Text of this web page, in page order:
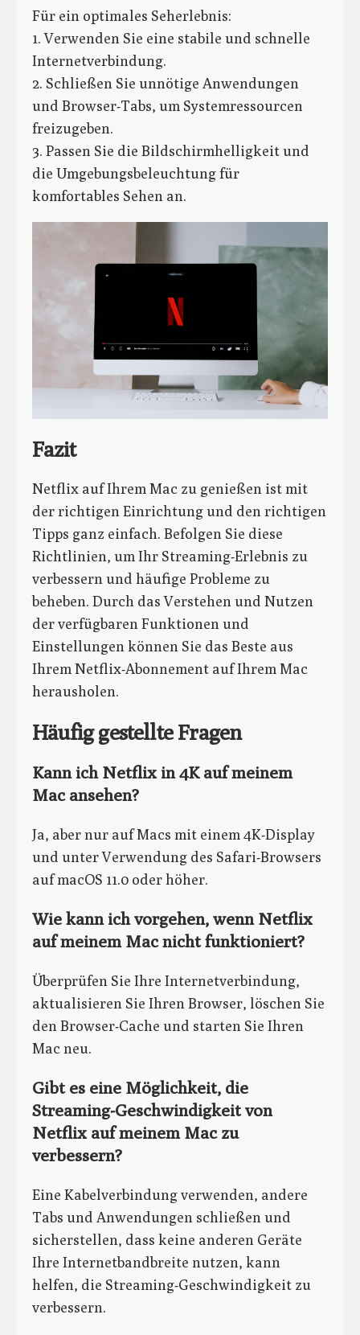
Für ein optimales Seherlebnis:
1. Verwenden Sie eine stabile und schnelle
Internetverbindung.
2. Schließen Sie unnötige Anwendungen
und Browser-Tabs, um Systemressourcen
freizugeben.
3. Passen Sie die Bildschirmhelligkeit und
die Umgebungsbeleuchtung für
komfortables Sehen an.
Fazit
Netflix auf Ihrem Mac zu genießen ist mit
der richtigen Einrichtung und den richtigen
Tipps ganz einfach. Befolgen Sie diese
Richtlinien, um Ihr Streaming-Erlebnis zu
verbessern und häufige Probleme zu
beheben. Durch das Verstehen und Nutzen
der verfügbaren Funktionen und
Einstellungen können Sie das Beste aus
Ihrem Netflix-Abonnement auf Ihrem Mac
herausholen.
Häufig gestellte Fragen
Kann ich Netflix in 4K auf meinem
Mac ansehen?
Ja, aber nur auf Macs mit einem 4K-Display
und unter Verwendung des Safari-Browsers
auf macOS 11.0 oder höher.
Wie kann ich vorgehen, wenn Netflix
auf meinem Mac nicht funktioniert?
Überprüfen Sie Ihre Internetverbindung,
aktualisieren Sie Ihren Browser, löschen Sie
den Browser-Cache und starten Sie Ihren
Mac neu.
Gibt es eine Möglichkeit, die
Streaming-Geschwindigkeit von
Netflix auf meinem Mac zu
verbessern?
Eine Kabelverbindung verwenden, andere
Tabs und Anwendungen schließen und
sicherstellen, dass keine anderen Geräte
Ihre Internetbandbreite nutzen, kann
helfen, die Streaming-Geschwindigkeit zu
verbessern.